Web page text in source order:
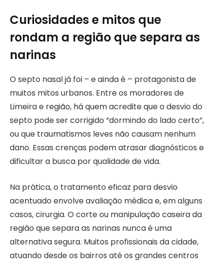
Curiosidades e mitos que
rondam a região que separa as
narinas
O septo nasal já foi – e ainda é – protagonista de
muitos mitos urbanos. Entre os moradores de
Limeira e região, há quem acredite que o desvio do
septo pode ser corrigido “dormindo do lado certo”,
ou que traumatismos leves não causam nenhum
dano. Essas crenças podem atrasar diagnósticos e
dificultar a busca por qualidade de vida.
Na prática, o tratamento eficaz para desvio
acentuado envolve avaliação médica e, em alguns
casos, cirurgia. O corte ou manipulação caseira da
região que separa as narinas nunca é uma
alternativa segura. Muitos profissionais da cidade,
atuando desde os bairros até os grandes centros